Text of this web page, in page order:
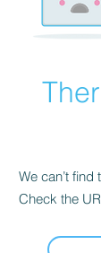
We can’t find
Check the